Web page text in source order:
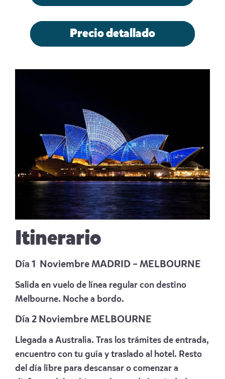
Precio detallado
Itinerario
Día 1 Noviembre MADRID – MELBOURNE
Salida en vuelo de línea regular con destino
Melbourne. Noche a bordo.
Día 2 Noviembre MELBOURNE
Llegada a Australia. Tras los trámites de entrada,
encuentro con tu guía y traslado al hotel. Resto
del día libre para descansar o comenzar a